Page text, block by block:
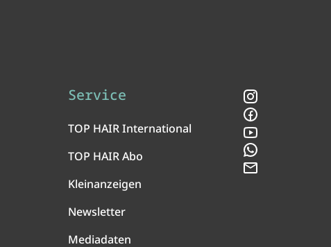
Service
TOP HAIR International
TOP HAIR Abo
Kleinanzeigen
Newsletter
Mediadaten